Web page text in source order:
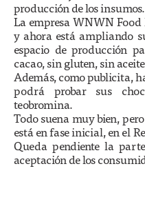
producción de los insumos.
La empresa WNWN Food
y ahora está ampliando
espacio de producción
cacao, sin gluten, sin
Además, como publicita,
podrá probar sus
teobromina.
Todo suena muy bien,
está en fase inicial, en el
Queda pendiente la
aceptación de los